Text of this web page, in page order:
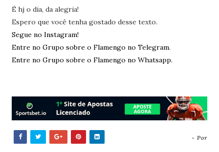
É hj o dia, da alegria!
Espero que você tenha gostado desse texto.
Segue no Instagram!
Entre no Grupo sobre o Flamengo no Telegram.
Entre no Grupo sobre o Flamengo no Whatsapp.
- Por